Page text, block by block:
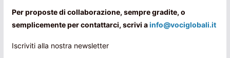
Per proposte di collaborazione, sempre gradite, o
semplicemente per contattarci, scrivi ainfo@vociglobali.it
Iscriviti alla nostra newsletter